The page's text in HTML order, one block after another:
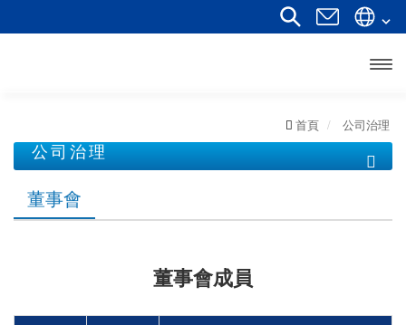
主選
單
首頁 公司治理
公司治理
董事會
功能性委員會
董事會
董事會成員